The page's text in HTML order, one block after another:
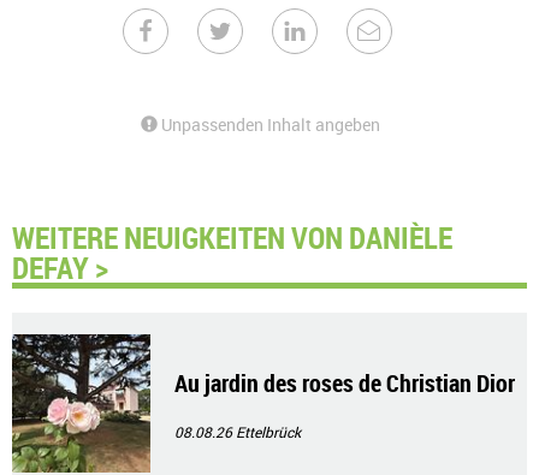
Unpassenden Inhalt angeben
WEITERE NEUIGKEITEN VON DANIÈLE
DEFAY >
Au jardin des roses de Christian Dior
08.08.26Ettelbrück